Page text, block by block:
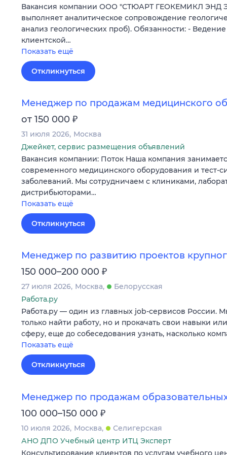
Вакансия компании ООО "СТЮАРТ ГЕОКЕМИКЛ ЭНД
выполняет аналитическое сопровождение
анализ геологических проб). Обязанности: -
клиентской…
Показать ещё
Откликнуться
Менеджер по продажам медицинского
от 150 000 ₽
31 июля 2026 Москва
Джейкет, сервис размещения объявлений
Вакансия компании: Поток Наша компания
современного медицинского оборудования и тест-
заболеваний. Мы сотрудничаем с клиниками,
дистрибьюторами…
Показать ещё
Откликнуться
Менеджер по развитию проектов
150 000–200 000 ₽
27 июля 2026 Москва
Белорусская
Работа.ру
Работа.ру — один из главных job-сервисов России.
только найти работу, но и прокачать свои навыки
сферу, еще до собеседования узнать, насколько
Показать ещё
Откликнуться
Менеджер по продажам
100 000–150 000 ₽
10 июля 2026 Москва
Селигерская
АНО ДПО Учебный центр ИТЦ Эксперт
Консультирование клиентов по услугам учебного